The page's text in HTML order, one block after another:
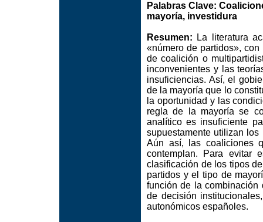
Palabras Clave:
mayoría, investidura
Resumen: La literatura
«número de partidos»,
de coalición o
inconvenientes y las
insuficiencias. Así, el
de la mayoría que lo
la oportunidad y las
regla de la mayoría se
analítico es insuficiente
supuestamente utilizan
Aún así, las coaliciones
contemplan. Para evitar
clasificación de los tipos
partidos y el tipo de
función de la combinación
de decisión
autonómicos españoles.